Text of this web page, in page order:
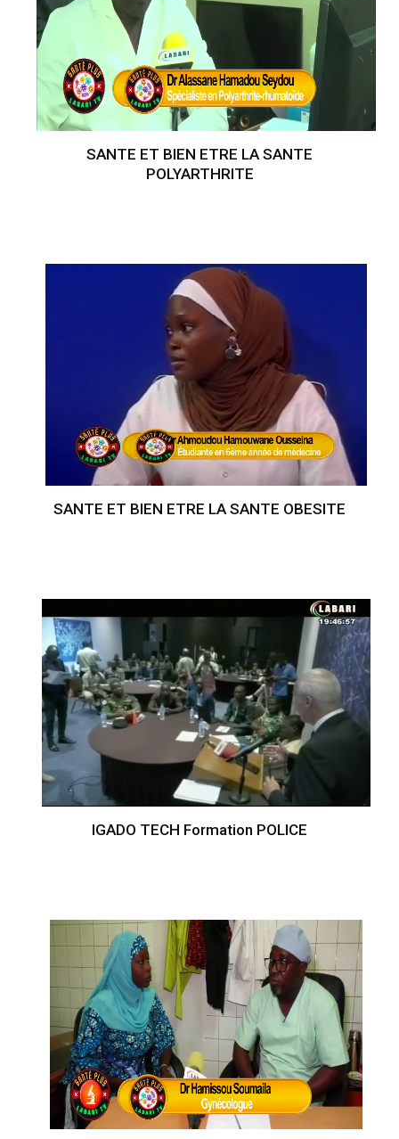
SANTE ET BIEN ETRE LA SANTE
POLYARTHRITE
SANTE ET BIEN ETRE LA SANTE OBESITE
IGADO TECH Formation POLICE